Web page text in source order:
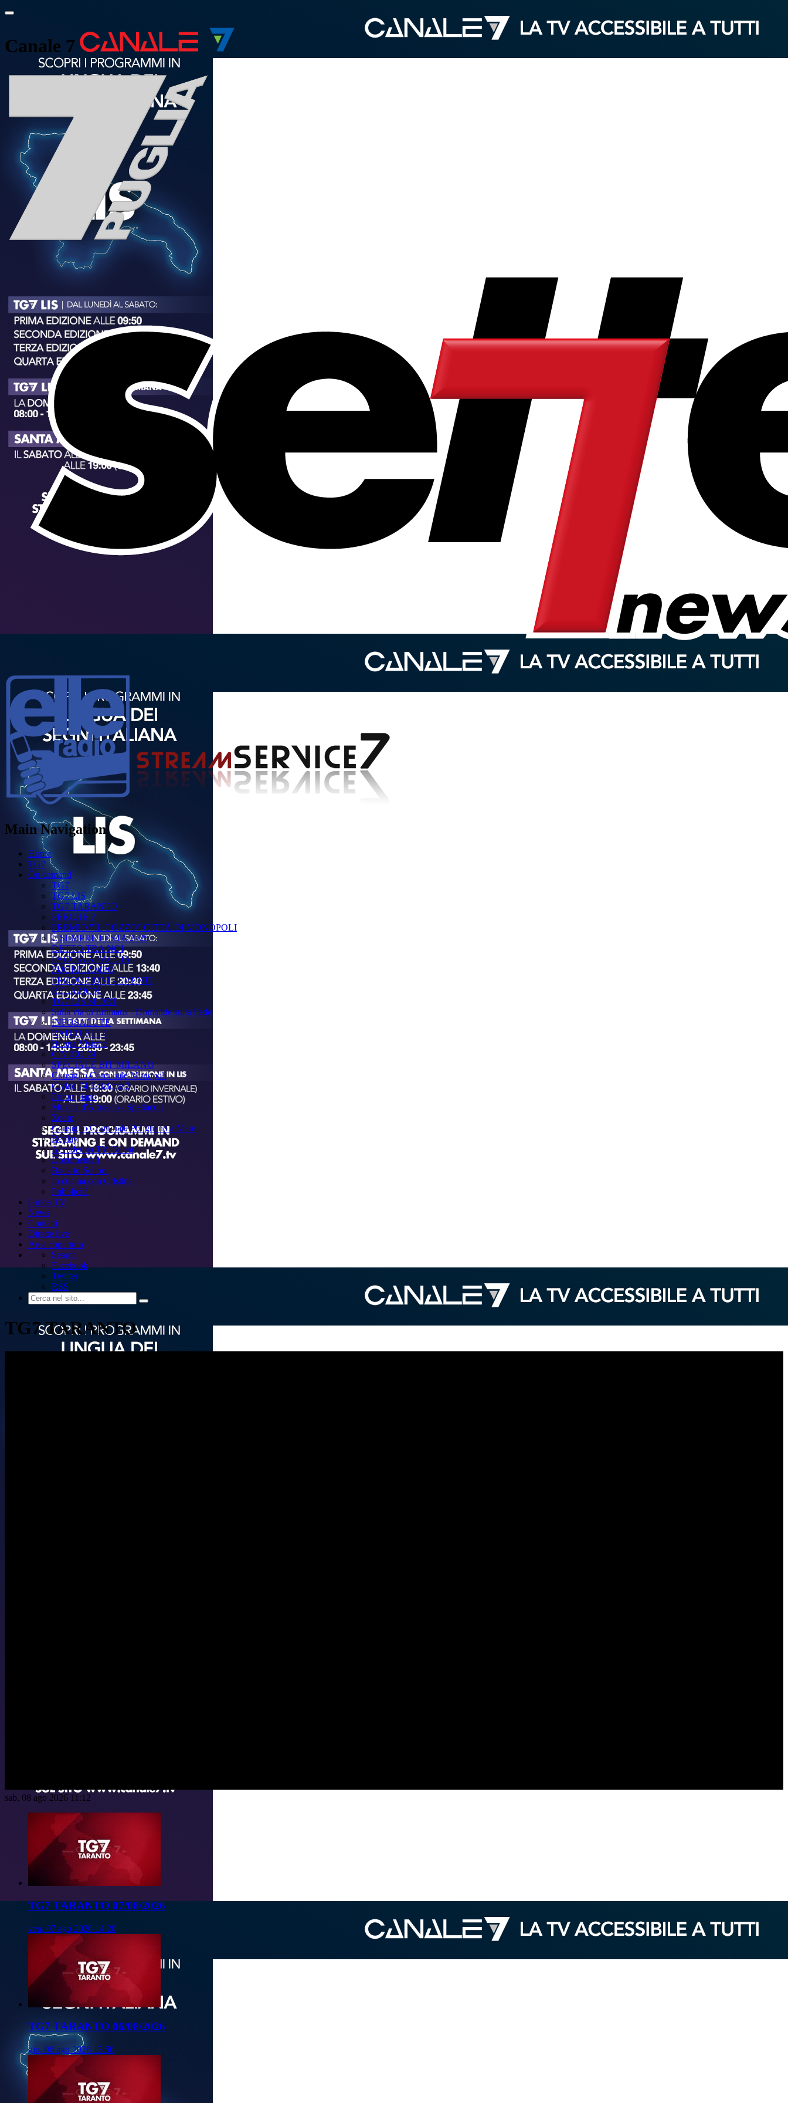
Canale 7
Main Navigation
Home
TG7
On demand
TG7
TG7 LIS
TG7 TARANTO
PERCHÉ ?
PREMIO "IL GOZZO" CITTÀ DI MONOPOLI
È SEMPRE FESTA 2025
DETTO TRA NOI
FACCIA A FACCIA
FUORICAMPO
PRODUZIONI - EVENTI
RELAZIONI
TG7 LIS SPORT
Sulla via di Emmaus - Domande sulla Fede
INFOSALUTE
RADIO ELLE
Buona Visione
CIVICO 74
SPECIALE BIT MILANO
Consiglio Comunale Monopoli
Civico 74 Edizione 2
Primo piano
Musica d'Attracco - Spettacoli
Zoom
Consiglio Comunale Polignano a Mare
Replay
Accademia TV Talent
Documentari
Back to School
In cucina con Cristina
Pubblicità
Guida TV
News
Contatti
Dirette live
Area copertura
Search
Facebook
Twitter
RSS
TG7 TARANTO
sab, 08 ago 2026 11:12
TG7 TARANTO 07/08/2026
ven, 07 ago 2026 14:20
TG7 TARANTO 06/08/2026
gio, 06 ago 2026 13:50